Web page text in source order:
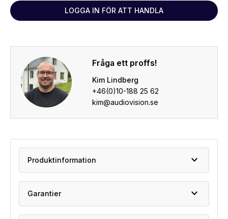
LOGGA IN FÖR ATT HANDLA
Fråga ett proffs!
Kim Lindberg
+46(0)10-188 25 62
kim@audiovision.se
Produktinformation expand_more
Garantier expand_more